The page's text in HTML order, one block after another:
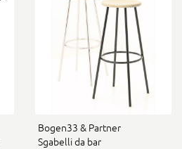
Bogen33 & Partner
Sgabelli da bar